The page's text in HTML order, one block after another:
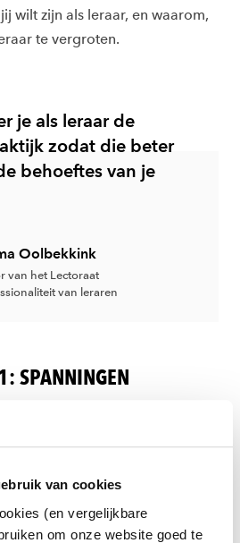
van cookies
(en vergelijkbare
om onze website goed te
wilt zijn als leraar, en waarom,
te vergroten.
je als leraar de
zodat die beter
behoeftes van je
Oolbekkink
van het Lectoraat
van leraren
SPANNINGEN
op je werk? Door daar als
je ontdekken wat belangrijk
in de lesstof, maar je
toets ontwikkeld die daar
Dat kan spanning